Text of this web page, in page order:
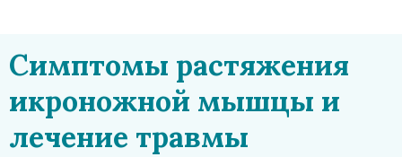
Симптомы растяжения
икроножной мышцы и
лечение травмы